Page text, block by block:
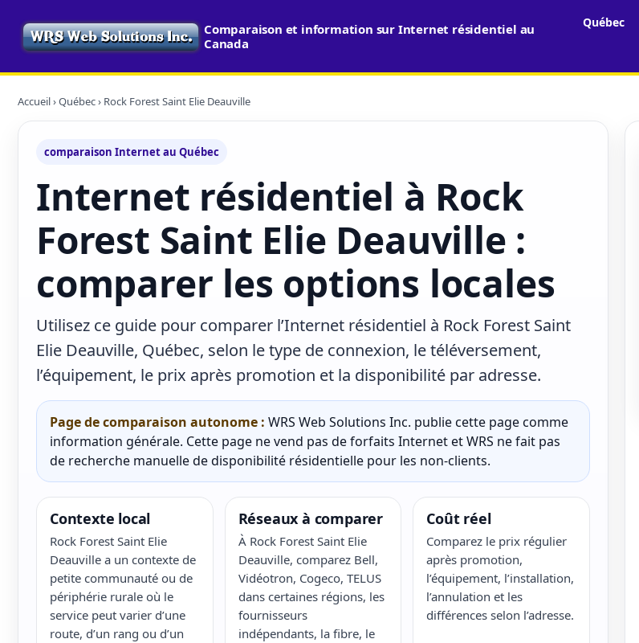
Comparaison et information sur Internet résidentiel au
Canada
Québec
Accueil›Québec› Rock Forest Saint Elie Deauville
comparaison Internet au Québec
Internet résidentiel à Rock
Forest Saint Elie Deauville :
comparer les options locales
Utilisez ce guide pour comparer l’Internet résidentiel à Rock Forest Saint
Elie Deauville, Québec, selon le type de connexion, le téléversement,
l’équipement, le prix après promotion et la disponibilité par adresse.
Page de comparaison autonome : WRS Web Solutions Inc. publie cette page comme
information générale. Cette page ne vend pas de forfaits Internet et WRS ne fait pas
de recherche manuelle de disponibilité résidentielle pour les non-clients.
Contexte local
Rock Forest Saint Elie
Deauville a un contexte de
petite communauté ou de
périphérie rurale où le
service peut varier d’une
route, d’un rang ou d’un
Réseaux à comparer
À Rock Forest Saint Elie
Deauville, comparez Bell,
Vidéotron, Cogeco, TELUS
dans certaines régions, les
fournisseurs
indépendants, la fibre, le
Coût réel
Comparez le prix régulier
après promotion,
l’équipement, l’installation,
l’annulation et les
différences selon l’adresse.